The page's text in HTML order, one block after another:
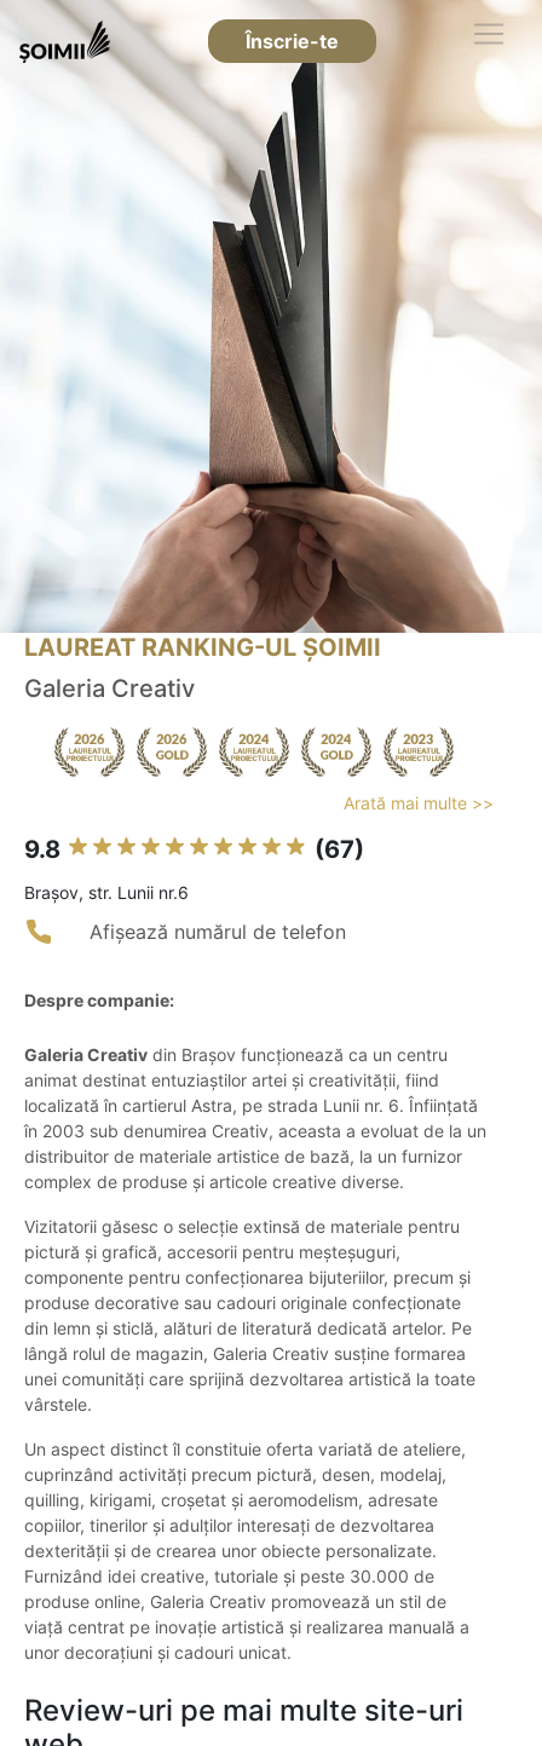
Înscrie-te
LAUREAT RANKING-UL ȘOIMII
Galeria Creativ
Arată mai multe >>
9.8 (67)
Braşov, str. Lunii nr.6
Afișează numărul de telefon
Despre companie:
Galeria Creativ din Brașov funcționează ca un centru
animat destinat entuziaștilor artei și creativității, fiind
localizată în cartierul Astra, pe strada Lunii nr. 6. Înființată
în 2003 sub denumirea Creativ, aceasta a evoluat de la un
distribuitor de materiale artistice de bază, la un furnizor
complex de produse și articole creative diverse.
Vizitatorii găsesc o selecție extinsă de materiale pentru
pictură și grafică, accesorii pentru meșteșuguri,
componente pentru confecționarea bijuteriilor, precum și
produse decorative sau cadouri originale confecționate
din lemn și sticlă, alături de literatură dedicată artelor. Pe
lângă rolul de magazin, Galeria Creativ susține formarea
unei comunități care sprijină dezvoltarea artistică la toate
vârstele.
Un aspect distinct îl constituie oferta variată de ateliere,
cuprinzând activități precum pictură, desen, modelaj,
quilling, kirigami, croșetat și aeromodelism, adresate
copiilor, tinerilor și adulților interesați de dezvoltarea
dexterității și de crearea unor obiecte personalizate.
Furnizând idei creative, tutoriale și peste 30.000 de
produse online, Galeria Creativ promovează un stil de
viață centrat pe inovație artistică și realizarea manuală a
unor decorațiuni și cadouri unicat.
Review-uri pe mai multe site-uri